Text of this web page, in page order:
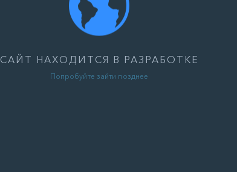
САЙТ НАХОДИТСЯ В РАЗРАБОТКЕ
Попробуйте зайти позднее